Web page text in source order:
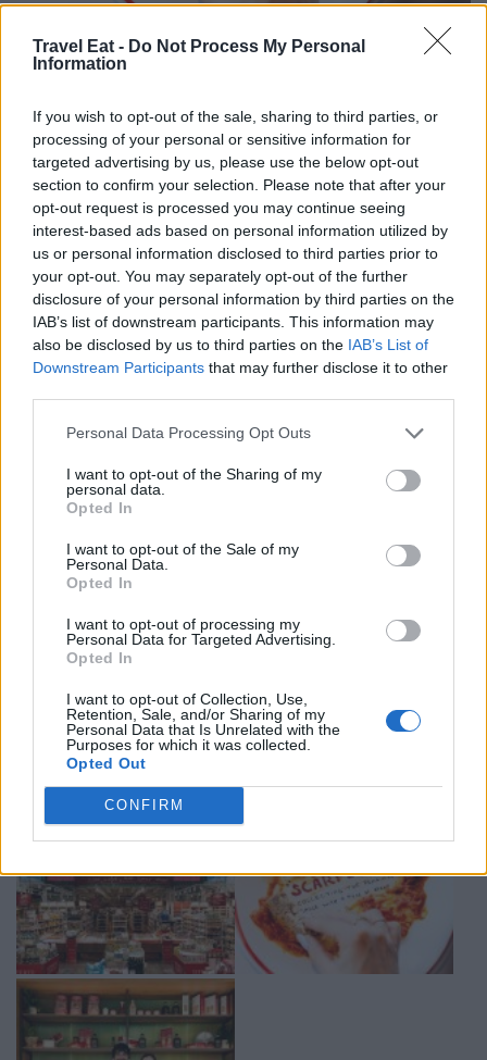
Travel Eat - Do Not Process My Personal
Information
If you wish to opt-out of the sale, sharing to third parties, or
processing of your personal or sensitive information for
targeted advertising by us, please use the below opt-out
section to confirm your selection. Please note that after your
opt-out request is processed you may continue seeing
interest-based ads based on personal information utilized by
us or personal information disclosed to third parties prior to
your opt-out. You may separately opt-out of the further
disclosure of your personal information by third parties on the
IAB’s list of downstream participants. This information may
also be disclosed by us to third parties on the IAB’s List of
Downstream Participants that may further disclose it to other
Personal Data Processing Opt Outs
I want to opt-out of the Sharing of my
personal data.
Opted In
I want to opt-out of the Sale of my
Personal Data.
Opted In
I want to opt-out of processing my
Personal Data for Targeted Advertising.
Opted In
I want to opt-out of Collection, Use,
Retention, Sale, and/or Sharing of my
Personal Data that Is Unrelated with the
Purposes for which it was collected.
Opted Out
CONFIRM
serrato tra il sapere progettuale e la cultura del fare. La
storia di questa manifestazione insegna come il design
industriali e spazi pubblici. Il concetto di “Materiae”, fulcro
del programma di quest’anno, spinge affinché ogni
visitatore rintracci la sostanza vitale che si nasconde dietro
ogni forma, valorizzando l’interazione tra materiali innovativi
e saperi antichi. Il FuoriSalone è un laboratorio a cielo
aperto dove la città si riappropria della sua identità
creativa, trasformando ogni quartiere in un centro pulsante
di sperimentazione culturale.